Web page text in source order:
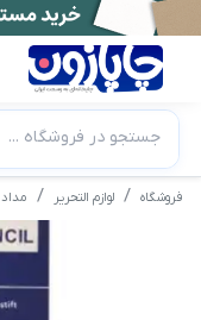
جستجو در فروشگاه ...
فروشگاه لوازم التحریر مداد